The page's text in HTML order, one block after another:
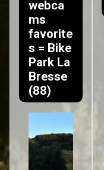
webca
ms
favorite
s = Bike
Park La
Bresse
(88)